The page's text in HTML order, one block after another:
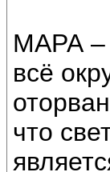
МАРА –
всё
что